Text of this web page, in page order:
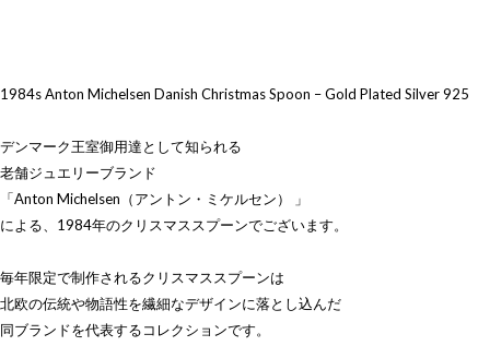
1984s Anton Michelsen Danish Christmas Spoon – Gold Plated Silver 925
デンマーク王室御用達として知られる
老舗ジュエリーブランド
「Anton Michelsen（アントン・ミケルセン） 」
による、1984年のクリスマススプーンでございます。
毎年限定で制作されるクリスマススプーンは
北欧の伝統や物語性を繊細なデザインに落とし込んだ
同ブランドを代表するコレクションです。